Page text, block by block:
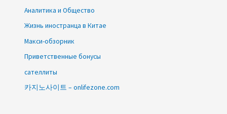
Аналитика и Общество
Жизнь иностранца в Китае
Макси-обзорник
Приветственные бонусы
сателлиты
카지노사이트 – onlifezone.com